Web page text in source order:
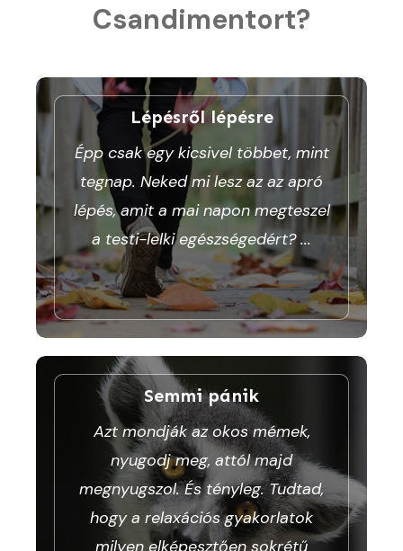
Csandimentort?
Lépésről lépésre
Épp csak egy kicsivel többet, mint
tegnap. Neked mi lesz az az apró
lépés, amit a mai napon megteszel
a testi-lelki egészségedért?...
Semmi pánik
Azt mondják az okos mémek,
nyugodj meg, attól majd
megnyugszol. És tényleg. Tudtad,
hogy a relaxációs gyakorlatok
milyen elképesztően sokrétű